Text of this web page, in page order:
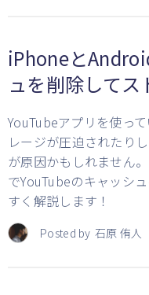
iPhoneと
ュを削除して
YouTubeアプリを使っ
レージが圧迫されたり
が原因かもしれません
でYouTubeのキャッシ
すく解説します！
Posted by 石原 侑人